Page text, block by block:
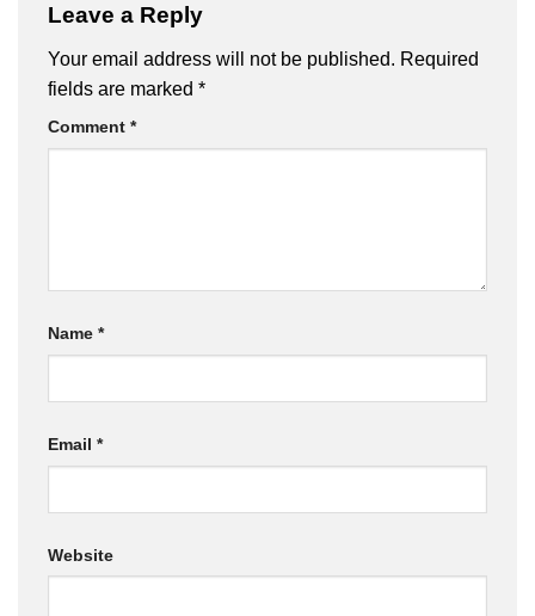
Leave a Reply
Your email address will not be published. Required
fields are marked *
Comment *
Name *
Email *
Website